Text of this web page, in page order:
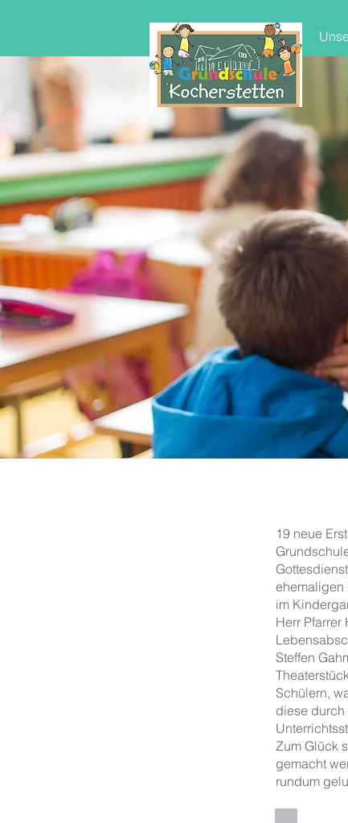
19 neue
ehemaligen
im
Herr
Steffen
Schülern,
diese durch
Zum Glück
gemacht
rundum